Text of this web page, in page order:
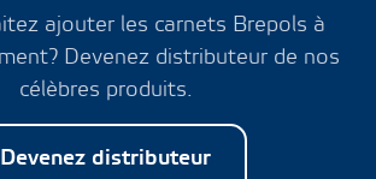
ajouter les carnets Brepols à
Devenez distributeur de nos
célèbres produits.
Devenez distributeur